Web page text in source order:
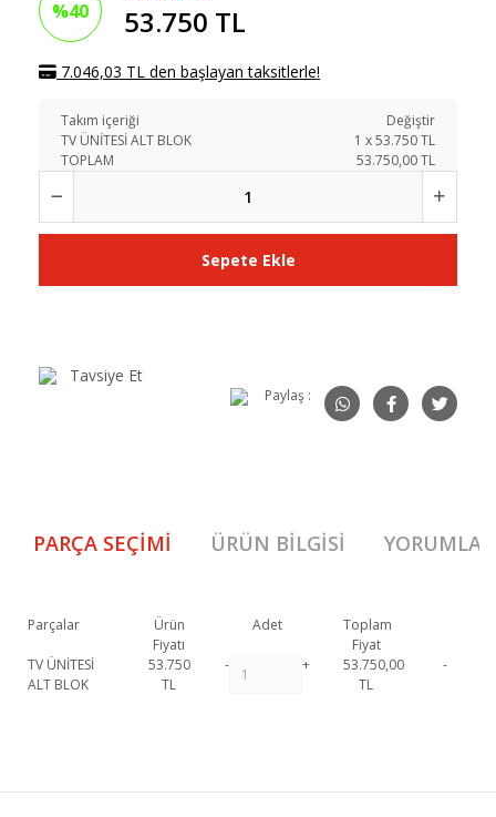
%40 53.750 TL
7.046,03 TL den başlayan taksitlerle!
Takım içeriği
Değiştir
TV ÜNİTESİ ALT BLOK
1 x53.750TL
TOPLAM
53.750,00 TL
Sepete Ekle
Tavsiye Et
Paylaş :
PARÇA SEÇIMI ÜRÜN BILGISI YORUMLAR
Parçalar
Ürün
Fiyatı
Adet
Toplam
Fiyat
TV ÜNİTESİ
ALT BLOK
53.750
TL
- +
53.750,00
TL
-
814 Şömineli Tv Ünitesi